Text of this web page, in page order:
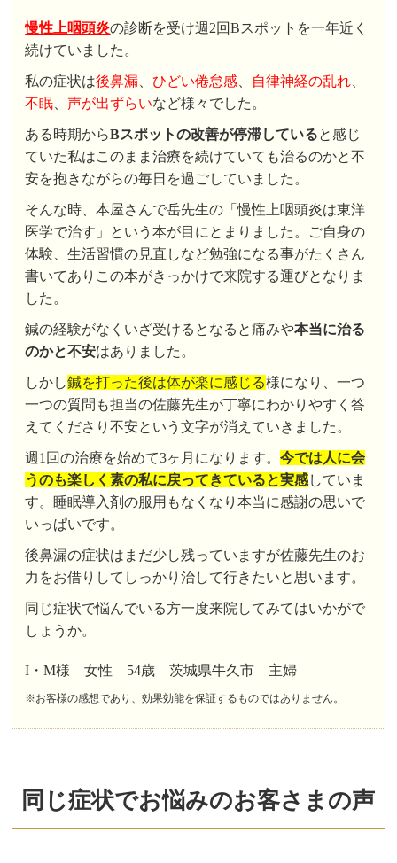
慢性上咽頭炎の診断を受け週2回Bスポットを一年近く
続けていました。
私の症状は後鼻漏 、ひどい倦怠感 自律神経の乱れ
不眠 、声が出ずらいなど様々でした。
ある時期からBスポットの改善が停滞していると感じ
ていた私はこのまま治療を続けていても治るのかと不
安を抱きながらの毎日を過ごしていました。
そんな時、本屋さんで岳先生の「慢性上咽頭炎は東洋
医学で治す」という本が目にとまりました。ご自身の
体験、生活習慣の見直しなど勉強になる事がたくさん
書いてありこの本がきっかけで来院する運びとなりま
した。
鍼の経験がなくいざ受けるとなると痛みや本当に治る
のかと不安はありました。
しかし鍼を打った後は体が楽に感じる様になり、一つ
一つの質問も担当の佐藤先生が丁寧にわかりやすく答
えてくださり不安という文字が消えていきました。
週1回の治療を始めて3ヶ月になります。今では人に会
うのも楽しく素の私に戻ってきていると実感していま
す。睡眠導入剤の服用もなくなり本当に感謝の思いで
いっぱいです。
後鼻漏の症状はまだ少し残っていますが佐藤先生のお
力をお借りしてしっかり治して行きたいと思います。
同じ症状で悩んでいる方一度来院してみてはいかがで
しょうか。
I・M様 女性 54歳 茨城県牛久市 主婦
※お客様の感想であり、効果効能を保証するものではありません。
同じ症状でお悩みのお客さまの声